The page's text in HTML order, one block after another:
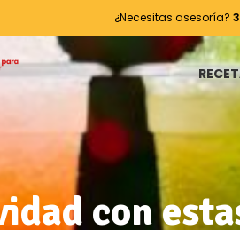
¿Necesitas asesoría?
con